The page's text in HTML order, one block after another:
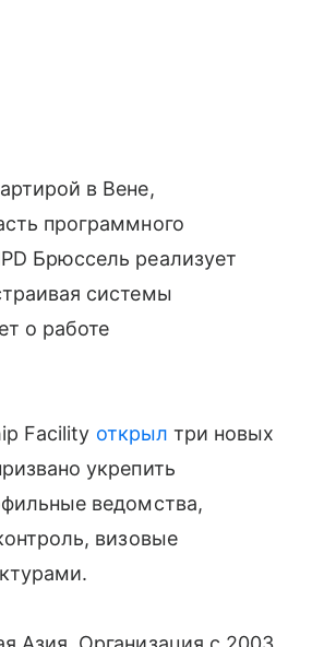
в Вене,
программного
Брюссель реализует
системы
о работе
Facility открыл три новых
укрепить
ведомства,
визовые